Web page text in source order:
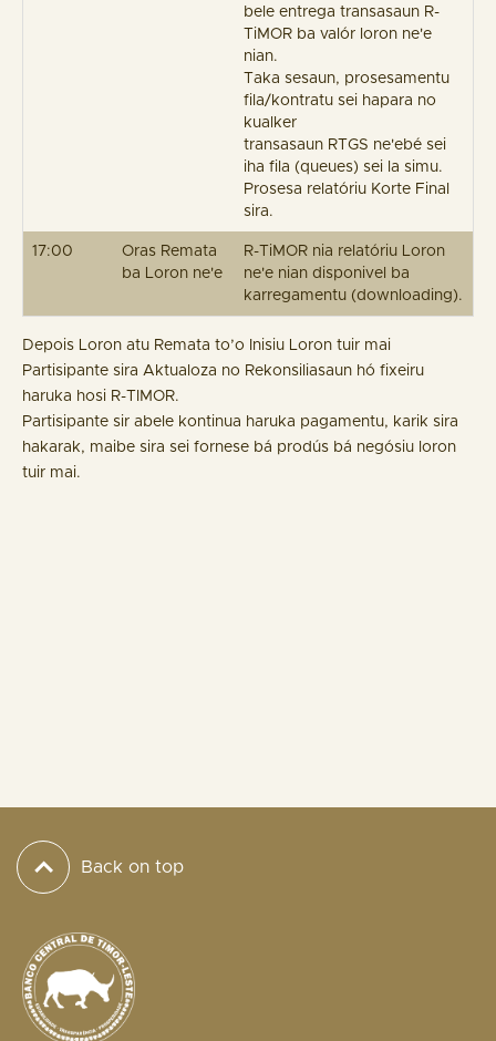
bele entrega transasaun R-
TiMOR ba valór loron ne'e
nian.
Taka sesaun, prosesamentu
fila/kontratu sei hapara no
kualker
transasaun RTGS ne'ebé sei
iha fila (queues) sei la simu.
Prosesa relatóriu Korte Final
sira.
17:00
Oras Remata
ba Loron ne'e
R-TiMOR nia relatóriu Loron
ne'e nian disponivel ba
karregamentu (downloading).
Depois Loron atu Remata to’o Inisiu Loron tuir mai
Partisipante sira Aktualoza no Rekonsiliasaun hó fixeiru
haruka hosi R-TIMOR.
Partisipante sir abele kontinua haruka pagamentu, karik sira
hakarak, maibe sira sei fornese bá prodús bá negósiu loron
tuir mai.
Back on top